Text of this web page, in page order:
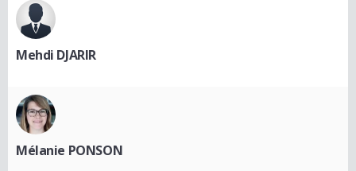
Mehdi DJARIR
Mélanie PONSON